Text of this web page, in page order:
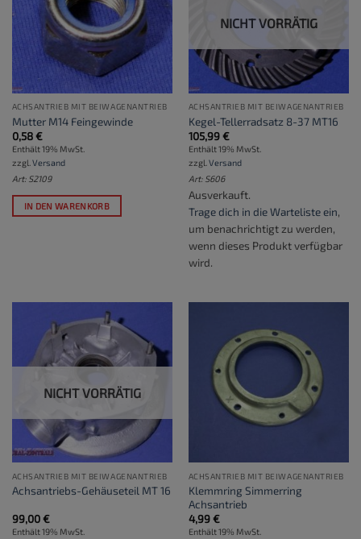
ACHSANTRIEB MIT BEIWAGENANTRIEB
Mutter M14 Feingewinde
0,58€
Enthält 19% MwSt.
zzgl. Versand
Art: S2109
IN DEN WARENKORB
NICHT VORRÄTIG
ACHSANTRIEB MIT BEIWAGENANTRIEB
Kegel-Tellerradsatz 8-37 MT16
105,99€
Enthält 19% MwSt.
zzgl. Versand
Art: S606
Ausverkauft.
Trage dich in die Warteliste ein,
um benachrichtigt zu werden,
wenn dieses Produkt verfügbar
wird.
NICHT VORRÄTIG
ACHSANTRIEB MIT BEIWAGENANTRIEB
Achsantriebs-Gehäuseteil MT 16
99,00€
Enthält 19% MwSt.
ACHSANTRIEB MIT BEIWAGENANTRIEB
Klemmring Simmerring
Achsantrieb
4,99€
Enthält 19% MwSt.